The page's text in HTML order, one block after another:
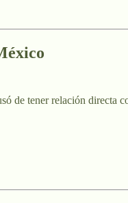
de tener relación directa